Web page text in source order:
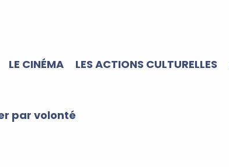
LE CINÉMA LES ACTIONS CULTURELLES
par volonté